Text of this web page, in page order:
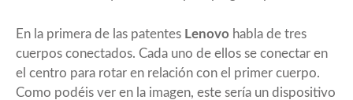
En la primera de las patentes Lenovo habla de tres
cuerpos conectados. Cada uno de ellos se conectar en
el centro para rotar en relación con el primer cuerpo.
Como podéis ver en la imagen, este sería un dispositivo